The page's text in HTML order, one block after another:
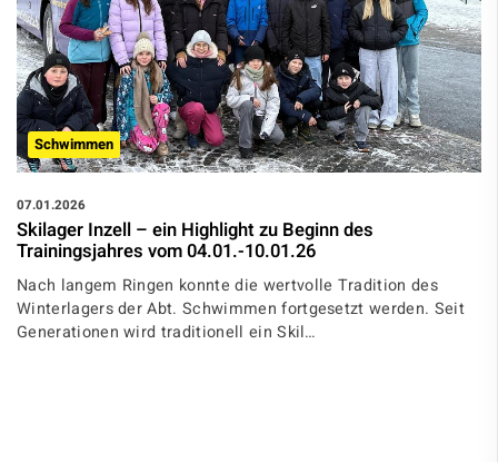
Schwimmen
07.01.2026
Skilager Inzell – ein Highlight zu Beginn des
Trainingsjahres vom 04.01.-10.01.26
Nach langem Ringen konnte die wertvolle Tradition des
Winterlagers der Abt. Schwimmen fortgesetzt werden. Seit
Generationen wird traditionell ein Skil…